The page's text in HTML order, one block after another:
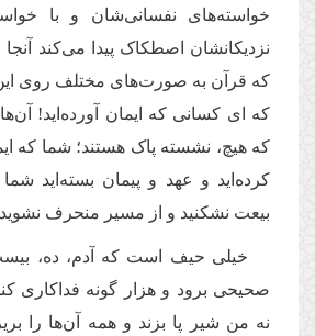
خواسته‌های نفسانی‌شان و با
نزدیکانشان اصطکاک پیدا می‌کند
که قرآن به صورت‌های مختلف روی
که ‌ای کسانی که ایمان آورده‌اید!
که هیچ، نشسته پاک هستند؛ شما که
کرده‌اید و عهد و پیمان بسته‌اید
بیعت نشکنید و از مسیر منحرف
خیلی حیف است که آدم، ده،
صحیحی برود و هزار گونه فداکاری
نه من شیر پا بزند و همه آن‌ها را